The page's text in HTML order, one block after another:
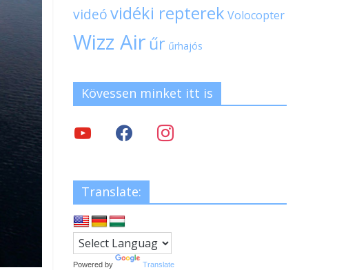
videóvidéki repterek Volocopter
Wizz Air űr űrhajós
Kövessen minket itt is
Translate:
Powered by Translate